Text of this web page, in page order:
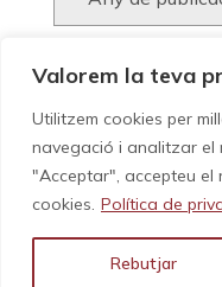
Valorem la teva
Utilitzem cookies per
navegació i analitzar el
"Acceptar", accepteu el
cookies. Política de
Rebutjar
© GEHC -